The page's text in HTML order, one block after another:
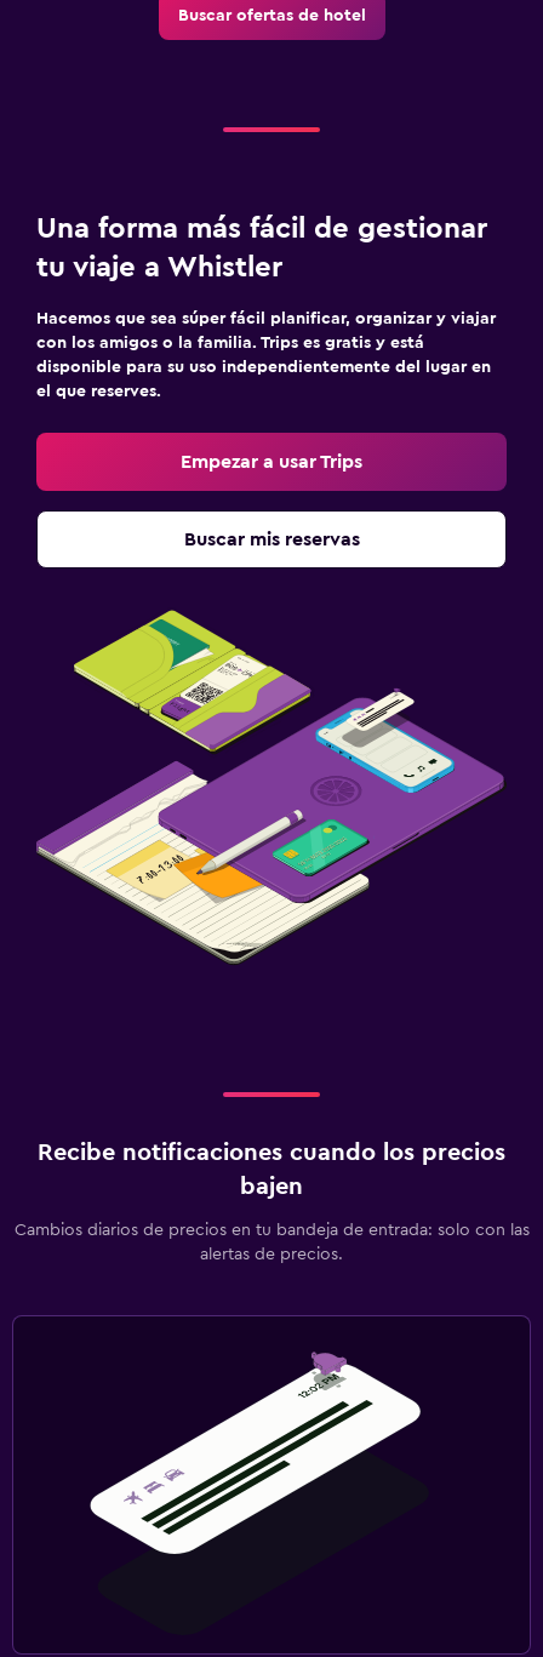
Servicio de entrega de comida
Bar/lounge
La comida se puede entregar en el alojamiento
Máquina expendedora (bebidas)
Máquina expendedora (botanas)
Mesa de comedor
Piscina climatizada
Bañera de hidromasaje
Piscina con vista
Vapor
Piscina de agua salada
Salud y seguridad
Caja fuerte
Estacionamiento y transporte
Sistema de entretenimiento
TV de pantalla plana
Radio
Buscar ofertas de hotel
Una forma más fácil de gestionar
tu viaje a Whistler
Hacemos que sea súper fácil planificar, organizar y viajar
con los amigos o la familia. Trips es gratis y está
disponible para su uso independientemente del lugar en
el que reserves.
Empezar a usar Trips
Buscar mis reservas
Recibe notificaciones cuando los precios
bajen
Cambios diarios de precios en tu bandeja de entrada: solo con las
alertas de precios.